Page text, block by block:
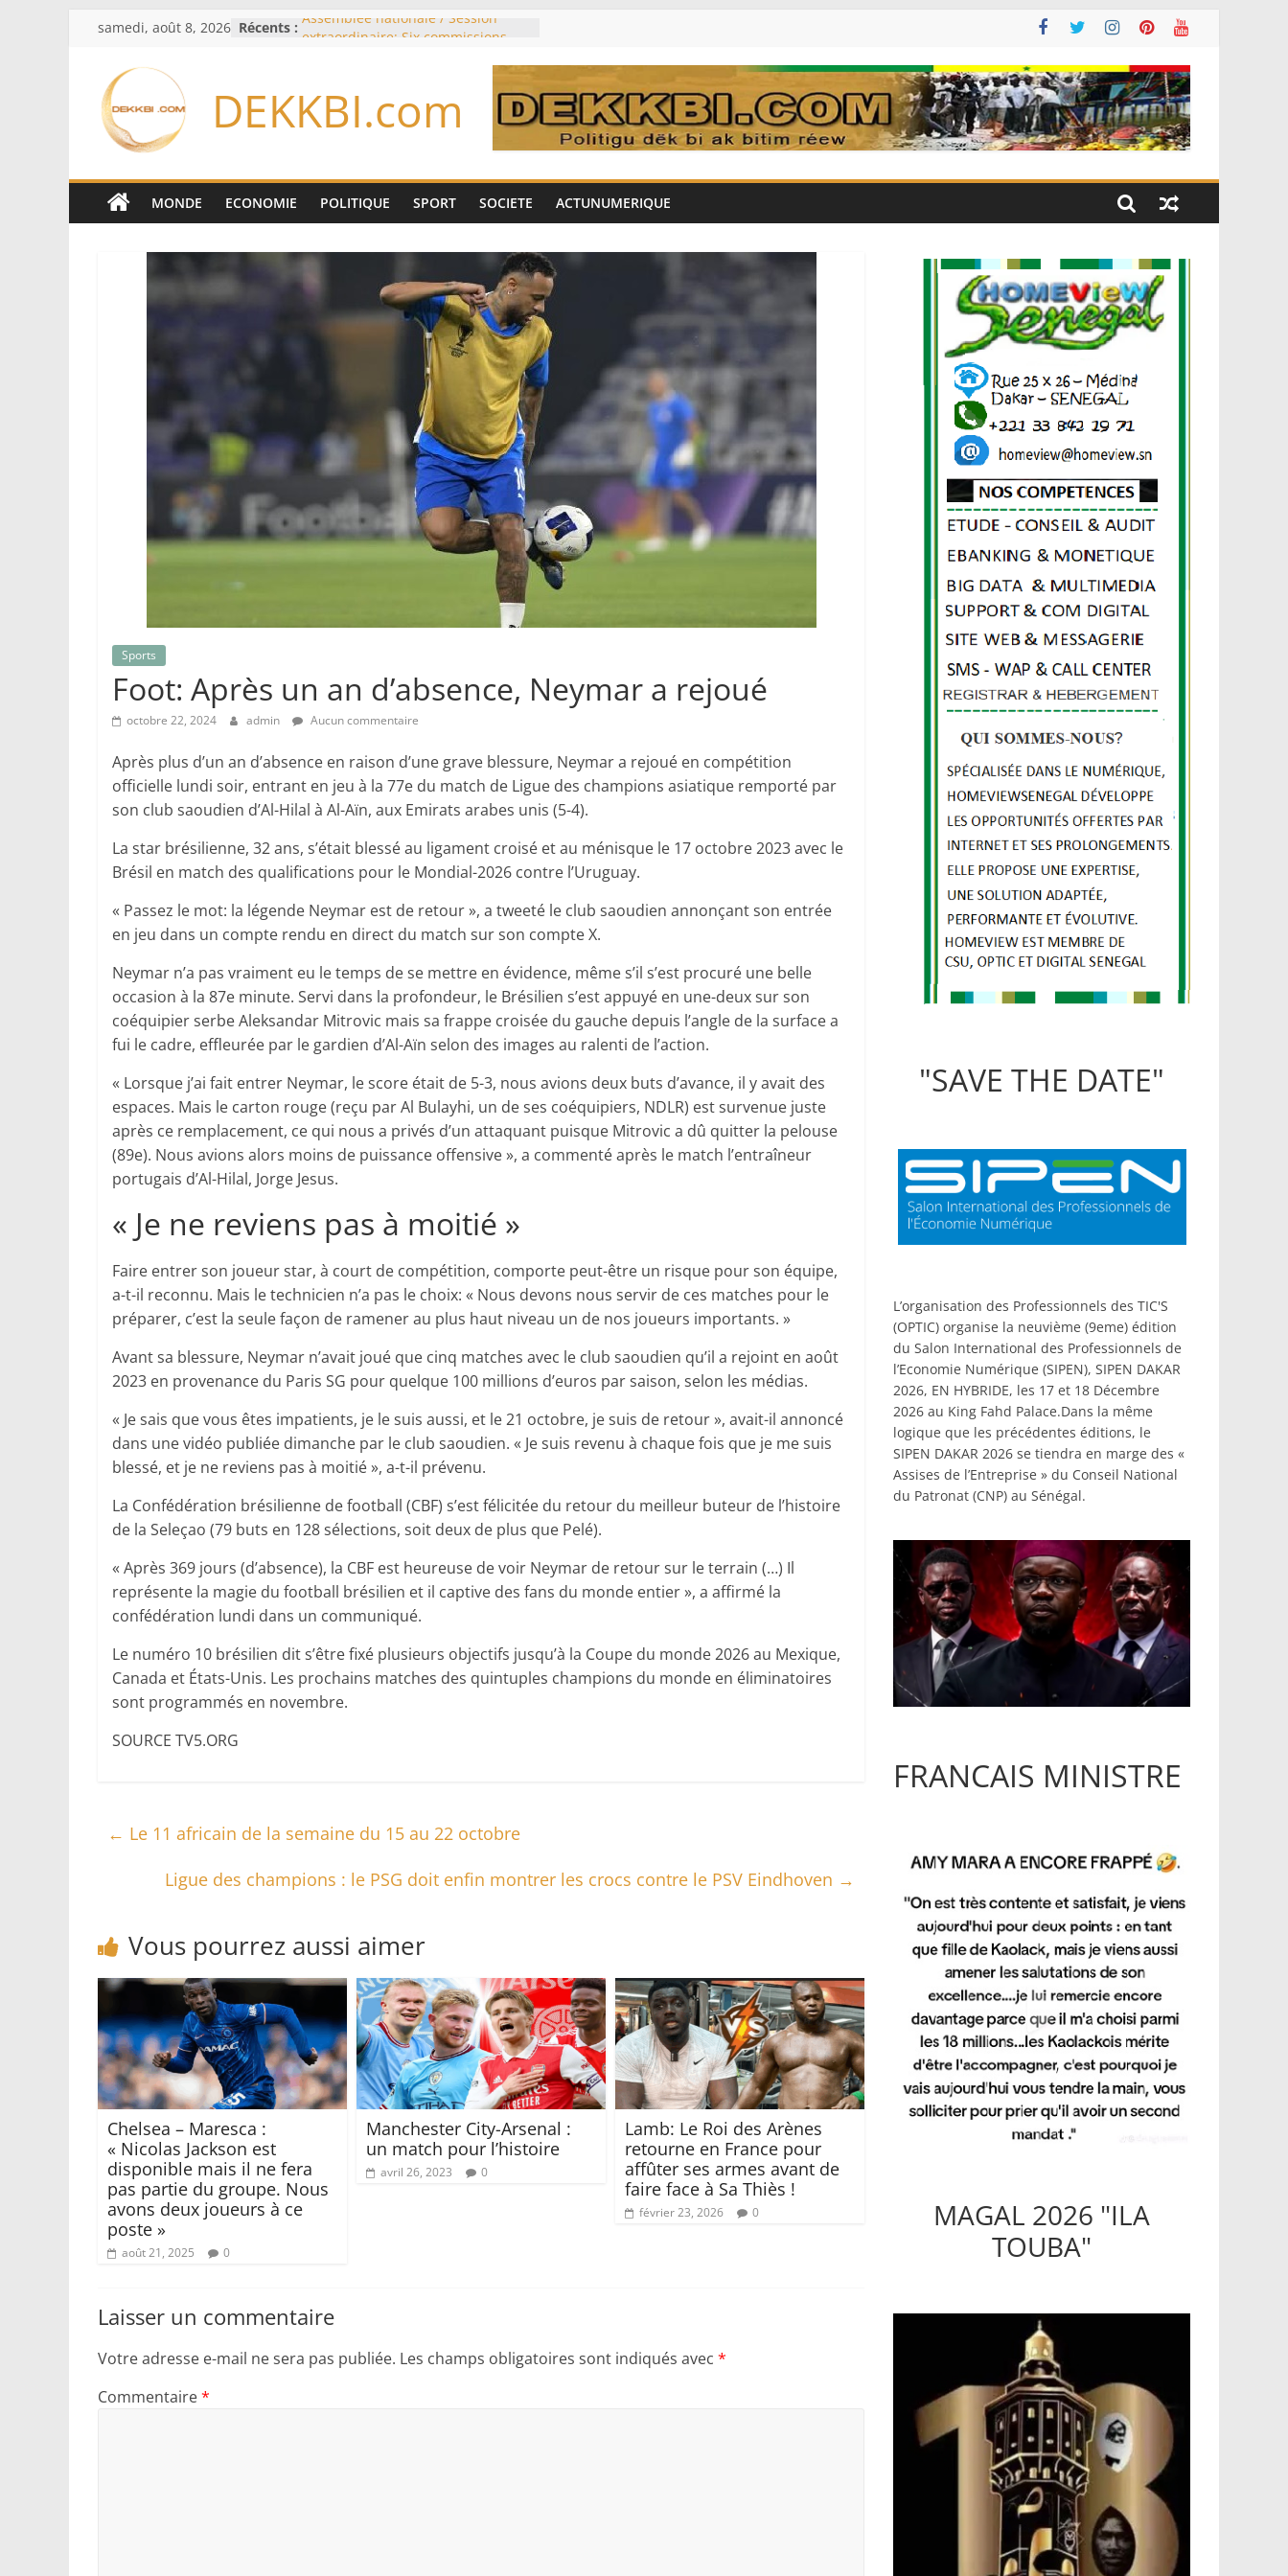
Passer
contenu
samedi, août 8, 2026 Récents : Assemblée nationale / Session
d’enquête à l’ordre du jour ce lundi
de la Espriella
Bénin: Patrice Talon élu président
Moyen-Orient: l’Arabie saoudite, le
Pakistan et la Turquie signent un
accord de défense
exportations de cuivre et de cobalt
concentrés pour valoriser sa
production
DEKKBI.com
MONDE ECONOMIE POLITIQUE SPORT SOCIETE ACTUNUMERIQUE
Sports
Foot: Après un an d’absence, Neymar a rejoué
octobre 22, 2024 admin Aucun commentaire
Après plus d’un an d’absence en raison d’une grave blessure, Neymar a rejoué en compétition
officielle lundi soir, entrant en jeu à la 77e du match de Ligue des champions asiatique remporté par
son club saoudien d’Al-Hilal à Al-Aïn, aux Emirats arabes unis (5-4).
La star brésilienne, 32 ans, s’était blessé au ligament croisé et au ménisque le 17 octobre 2023 avec le
Brésil en match des qualifications pour le Mondial-2026 contre l’Uruguay.
« Passez le mot: la légende Neymar est de retour », a tweeté le club saoudien annonçant son entrée
en jeu dans un compte rendu en direct du match sur son compte X.
Neymar n’a pas vraiment eu le temps de se mettre en évidence, même s’il s’est procuré une belle
occasion à la 87e minute. Servi dans la profondeur, le Brésilien s’est appuyé en une-deux sur son
coéquipier serbe Aleksandar Mitrovic mais sa frappe croisée du gauche depuis l’angle de la surface a
fui le cadre, effleurée par le gardien d’Al-Aïn selon des images au ralenti de l’action.
« Lorsque j’ai fait entrer Neymar, le score était de 5-3, nous avions deux buts d’avance, il y avait des
espaces. Mais le carton rouge (reçu par Al Bulayhi, un de ses coéquipiers, NDLR) est survenue juste
après ce remplacement, ce qui nous a privés d’un attaquant puisque Mitrovic a dû quitter la pelouse
(89e). Nous avions alors moins de puissance offensive », a commenté après le match l’entraîneur
portugais d’Al-Hilal, Jorge Jesus.
« Je ne reviens pas à moitié »
Faire entrer son joueur star, à court de compétition, comporte peut-être un risque pour son équipe,
a-t-il reconnu. Mais le technicien n’a pas le choix: « Nous devons nous servir de ces matches pour le
préparer, c’est la seule façon de ramener au plus haut niveau un de nos joueurs importants. »
Avant sa blessure, Neymar n’avait joué que cinq matches avec le club saoudien qu’il a rejoint en août
2023 en provenance du Paris SG pour quelque 100 millions d’euros par saison, selon les médias.
« Je sais que vous êtes impatients, je le suis aussi, et le 21 octobre, je suis de retour », avait-il annoncé
dans une vidéo publiée dimanche par le club saoudien. « Je suis revenu à chaque fois que je me suis
blessé, et je ne reviens pas à moitié », a-t-il prévenu.
La Confédération brésilienne de football (CBF) s’est félicitée du retour du meilleur buteur de l’histoire
de la Seleçao (79 buts en 128 sélections, soit deux de plus que Pelé).
« Après 369 jours (d’absence), la CBF est heureuse de voir Neymar de retour sur le terrain (…) Il
représente la magie du football brésilien et il captive des fans du monde entier », a affirmé la
confédération lundi dans un communiqué.
Le numéro 10 brésilien dit s’être fixé plusieurs objectifs jusqu’à la Coupe du monde 2026 au Mexique,
Canada et États-Unis. Les prochains matches des quintuples champions du monde en éliminatoires
sont programmés en novembre.
SOURCE TV5.ORG
← Le 11 africain de la semaine du 15 au 22 octobre
Ligue des champions : le PSG doit enfin montrer les crocs contre le PSV Eindhoven →
Vous pourrez aussi aimer
Chelsea – Maresca :
« Nicolas Jackson est
disponible mais il ne fera
pas partie du groupe. Nous
avons deux joueurs à ce
poste »
août 21, 2025 0
Manchester City-Arsenal :
un match pour l’histoire
avril 26, 2023 0
Lamb: Le Roi des Arènes
retourne en France pour
affûter ses armes avant de
faire face à Sa Thiès !
février 23, 2026 0
Laisser un commentaire
Votre adresse e-mail ne sera pas publiée. Les champs obligatoires sont indiqués avec *
Commentaire*
"SAVE THE DATE"
L’organisation des Professionnels des TIC'S
(OPTIC) organise la neuvième (9eme) édition
du Salon International des Professionnels de
l’Economie Numérique (SIPEN), SIPEN DAKAR
2026, EN HYBRIDE, les 17 et 18 Décembre
2026 au King Fahd Palace.Dans la même
logique que les précédentes éditions, le
SIPEN DAKAR 2026 se tiendra en marge des «
Assises de l’Entreprise » du Conseil National
du Patronat (CNP) au Sénégal.
FRANCAIS MINISTRE
MAGAL 2026 "ILA
TOUBA"